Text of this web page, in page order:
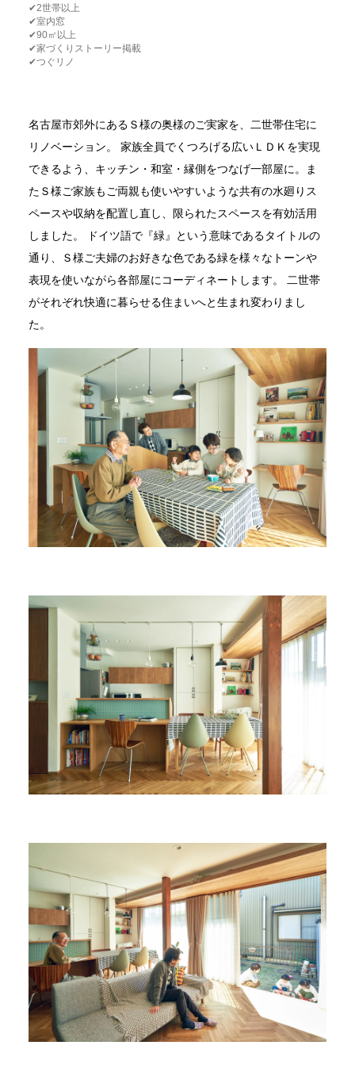
✔︎2世帯以上
✔︎室内窓
✔︎90㎡以上
✔︎家づくりストーリー掲載
✔︎つぐリノ
名古屋市郊外にあるＳ様の奥様のご実家を、二世帯住宅に
リノベーション。 家族全員でくつろげる広いＬＤＫを実現
できるよう、キッチン・和室・縁側をつなげ一部屋に。ま
たＳ様ご家族もご両親も使いやすいような共有の水廻りス
ペースや収納を配置し直し、限られたスペースを有効活用
しました。 ドイツ語で『緑』という意味であるタイトルの
通り、Ｓ様ご夫婦のお好きな色である緑を様々なトーンや
表現を使いながら各部屋にコーディネートします。 二世帯
がそれぞれ快適に暮らせる住まいへと生まれ変わりまし
た。